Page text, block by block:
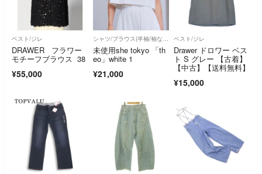
ベスト/ジレ
DRAWER フラワー
モチーフブラウス 38
¥55,000
シャツ/ブラウス(半袖/袖なし)
未使用she tokyo 「th
eo」white 1
¥21,000
ベスト/ジレ
Drawer ドロワー ベス
ト S グレー 【古着】
【中古】【送料無料】
¥15,000